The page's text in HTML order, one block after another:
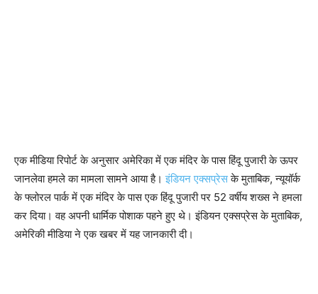
एक मीडिया रिपोर्ट के अनुसार अमेरिका में एक मंदिर के पास हिंदू पुजारी के ऊपर
जानलेवा हमले का मामला सामने आया है।इंडियन एक्सप्रेसके मुताबिक, न्यूयॉर्क
के फ्लोरल पार्क में एक मंदिर के पास एक हिंदू पुजारी पर 52 वर्षीय शख्स ने हमला
कर दिया। वह अपनी धार्मिक पोशाक पहने हुए थे। इंडियन एक्सप्रेस के मुताबिक,
अमेरिकी मीडिया ने एक खबर में यह जानकारी दी।